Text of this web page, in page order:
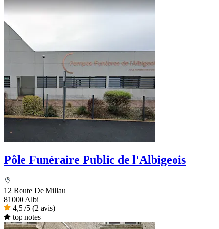
Pôle Funéraire Public de l'Albigeois
12 Route De Millau
81000 Albi
4,5 /5 (2 avis)
top notes